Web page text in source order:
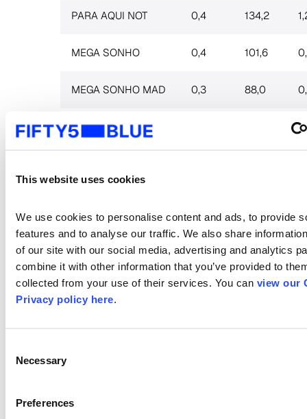
This website uses cookies
We use cookies to personalise content and ads, to provide
features and to analyse our traffic. We also share
of our site with our social media, advertising and analytics
combine it with other information that you’ve provided to
collected from your use of their services. You can view our
Privacy policy here.
Selection
Necessary
Preferences
PARA AQUI NOT 0,4 134,2
MEGA SONHO 0,4 101,6
MEGA SONHO MAD 0,3 88,0
A TARDE E SUA
Ranking
15 praças
Audiê
Audiê
PROGRAMA SILVIO